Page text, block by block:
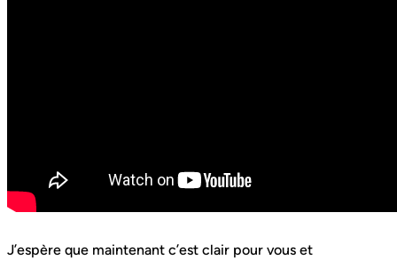
J’espère que maintenant c’est clair pour vous et